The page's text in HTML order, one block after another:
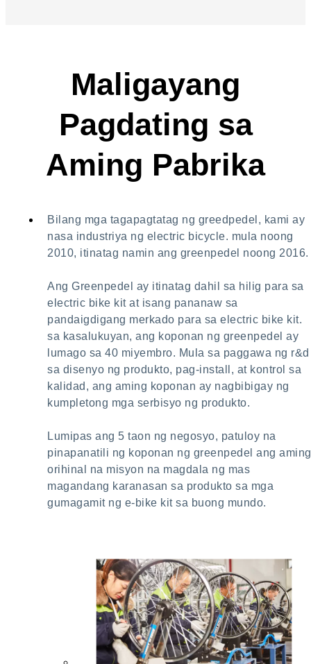
Maligayang
Pagdating sa
Aming Pabrika
Bilang mga tagapagtatag ng greedpedel, kami ay
nasa industriya ng electric bicycle. mula noong
2010, itinatag namin ang greenpedel noong 2016.
Ang Greenpedel ay itinatag dahil sa hilig para sa
electric bike kit at isang pananaw sa
pandaigdigang merkado para sa electric bike kit.
sa kasalukuyan, ang koponan ng greenpedel ay
lumago sa 40 miyembro. Mula sa paggawa ng r&d
sa disenyo ng produkto, pag-install, at kontrol sa
kalidad, ang aming koponan ay nagbibigay ng
kumpletong mga serbisyo ng produkto.
Lumipas ang 5 taon ng negosyo, patuloy na
pinapanatili ng koponan ng greenpedel ang aming
orihinal na misyon na magdala ng mas
magandang karanasan sa produkto sa mga
gumagamit ng e-bike kit sa buong mundo.